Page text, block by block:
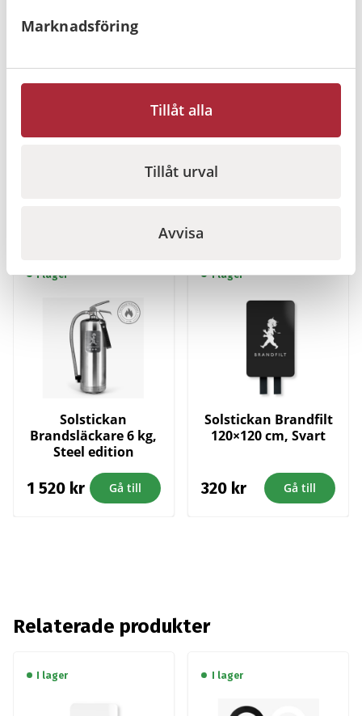
Marknadsföring
Tillåt alla
Tillåt urval
Avvisa
Solstickan
Solstickan
I lager
Solstickan
Brandsläckare 6 kg,
Steel edition
1 520 kr Gå till
I lager
Solstickan Brandfilt
120×120 cm, Svart
320 kr Gå till
Relaterade produkter
I lager I lager